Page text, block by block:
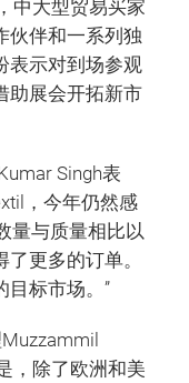
中大型贸易买家
伙伴和一系列独
表示对到场参观
助展会开拓新市
Singh表
，今年仍然感
量与质量相比以
更多的订单。
目标市场。”
，除了欧洲和美